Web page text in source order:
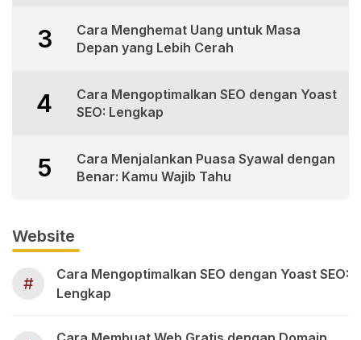
3
Cara Menghemat Uang untuk Masa
Depan yang Lebih Cerah
4
Cara Mengoptimalkan SEO dengan Yoast
SEO: Lengkap
5
Cara Menjalankan Puasa Syawal dengan
Benar: Kamu Wajib Tahu
Website
#
Cara Mengoptimalkan SEO dengan Yoast SEO:
Lengkap